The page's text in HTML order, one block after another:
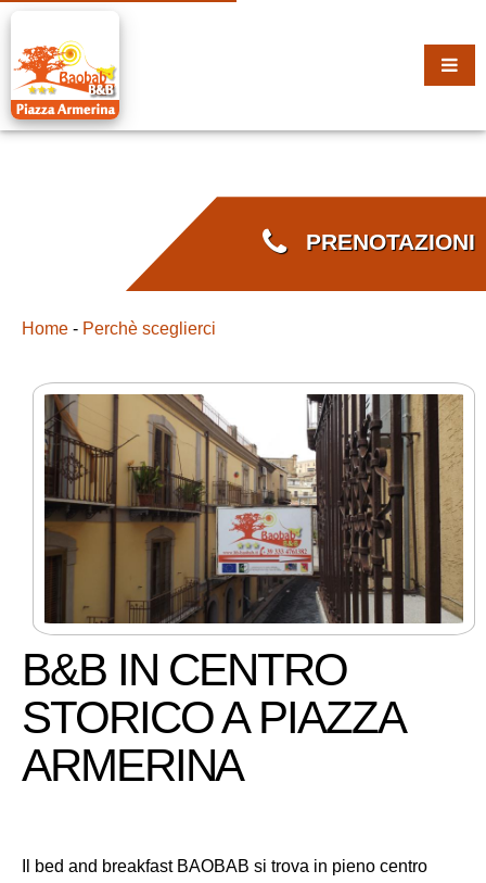
PRENOTAZIONI
Home - Perchè sceglierci
B&B IN CENTRO
STORICO A PIAZZA
ARMERINA
Il bed and breakfast BAOBAB si trova in pieno centro